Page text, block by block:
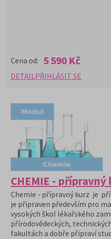
Cena od: 5 590 Kč
DETAIL PŘIHLÁSIT SE
CHEMIE -
Chemie - přípravný kurz je
je připraven především pro
vysokých škol lékařského
přírodovědeckých,
fakultách a dobře připraví